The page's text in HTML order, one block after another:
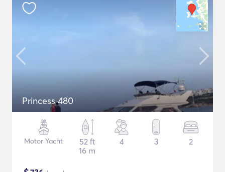
Princess 480
Motor Yacht
52 ft
16 m
4 3 2